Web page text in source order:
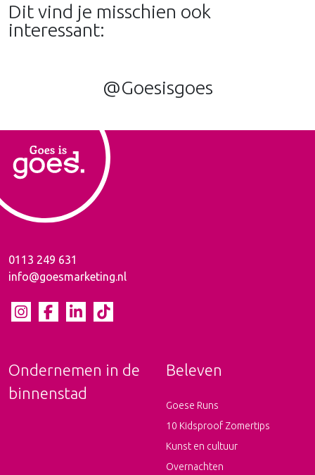
Dit vind je misschien ook
interessant:
@Goesisgoes
0113 249 631
info@goesmarketing.nl
Ondernemen in de
binnenstad
Beleven
Goese Runs
10 Kidsproof Zomertips
Kunst en cultuur
Overnachten